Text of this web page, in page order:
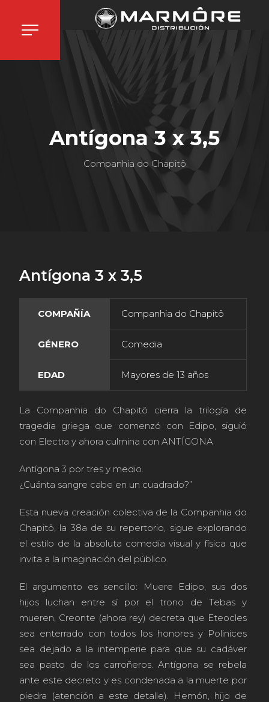
Antígona 3 x 3,5
Companhia do Chapitô
Antígona 3 x 3,5
COMPAÑÍA Companhia do Chapitô
GÉNERO Comedia
EDAD Mayores de 13 años
La Companhia do Chapitô cierra la trilogía de
tragedia griega que comenzó con Edipo, siguió
con Electra y ahora culmina con ANTÍGONA
Antígona 3 por tres y medio.
¿Cuánta sangre cabe en un cuadrado?”
Esta nueva creación colectiva de la Companhia do
Chapitô, la 38a de su repertorio, sigue explorando
el estilo de la absoluta comedia visual y física que
invita a la imaginación del público.
El argumento es sencillo: Muere Edipo, sus dos
hijos luchan entre sí por el trono de Tebas y
mueren, Creonte (ahora rey) decreta que Eteocles
sea enterrado con todos los honores y Polinices
sea dejado a la intemperie para que su cadáver
sea pasto de los carroñeros. Antígona se rebela
ante este decreto y es condenada a la muerte por
piedra (atención a este detalle). Hemón, hijo de